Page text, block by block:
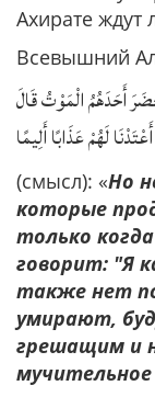
Ахирате ждут
Всевышний
أَحَدَهُمُ الْمَوْتُ قَالَ
لَهُمْ عَذَابًا أَلِيمًا
(смысл): «Но
которые
только
говорит: "Я
также нет
умирают,
грешащим и
мучительное